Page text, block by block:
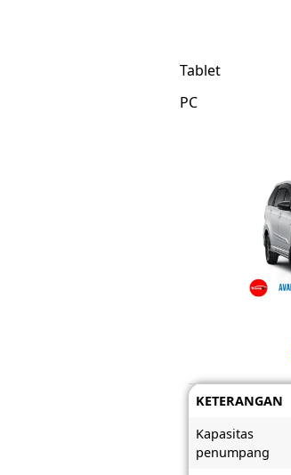
Tablet
PC
KETERANGAN
Kapasitas
penumpang